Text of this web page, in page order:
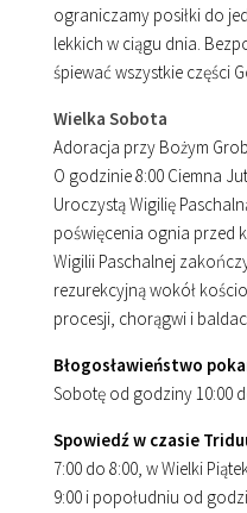
ograniczamy posiłki do
lekkich w ciągu dnia.
śpiewać wszystkie części
Wielka Sobota
Adoracja przy Bożym
O godzinie8:00 Ciemna
Uroczystą Wigilię
poświęcenia ognia przed
Wigilii Paschalnej
rezurekcyjną wokół
procesji, chorągwi i
Błogosławieństwo
Sobotę od godziny10:00
Spowiedź w czasie
7:00 do 8:00, w Wielki
9:00 i popołudniu od